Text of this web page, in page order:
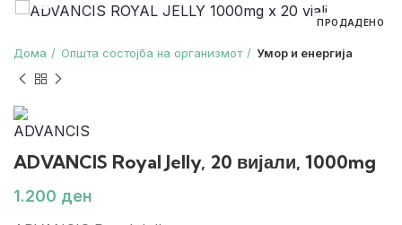
ПРОДАДЕНО
Дома Општа состојба на организмот Умор и енергија
ADVANCIS Royal Jelly, 20 вијали, 1000mg
ден